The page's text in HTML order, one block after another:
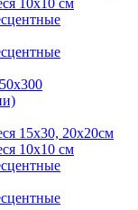
15х30, 20х20см
10х10 см